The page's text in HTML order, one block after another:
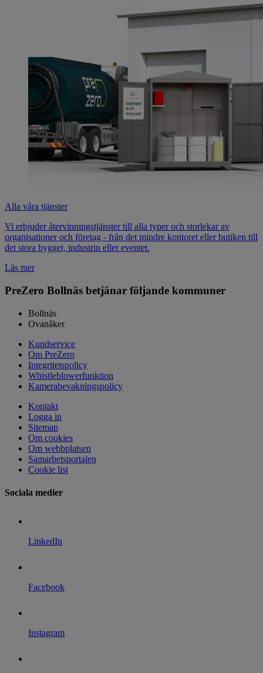
Alla våra tjänster
Vi erbjuder återvinningstjänster till alla typer och storlekar av
organisationer och företag - från det mindre kontoret eller butiken till
det stora bygget, industrin eller eventet.
Läs mer
PreZero Bollnäs betjänar följande kommuner
Bollnäs
Ovanåker
Kundservice
Om PreZero
Integritetspolicy
Whistleblowerfunktion
Kamerabevakningspolicy
Kontakt
Logga in
Sitemap
Om cookies
Om webbplatsen
Samarbetsportalen
Cookie list
Sociala medier
LinkedIn
Facebook
Instagram